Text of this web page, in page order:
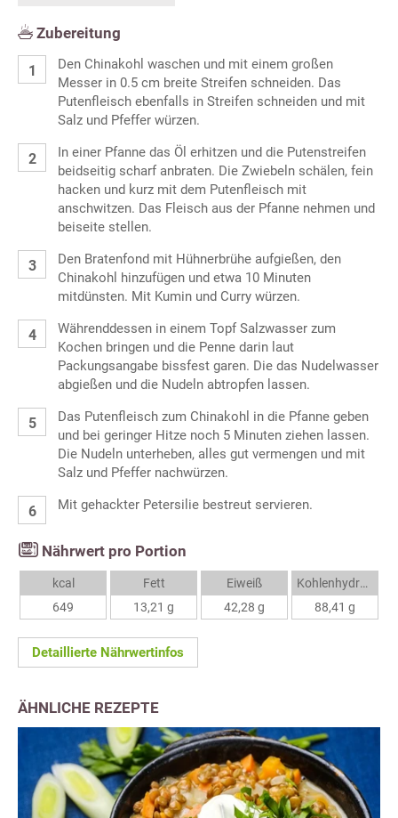
Zubereitung
Den Chinakohl waschen und mit einem großen
Messer in 0.5 cm breite Streifen schneiden. Das
Putenfleisch ebenfalls in Streifen schneiden und mit
Salz und Pfeffer würzen.
In einer Pfanne das Öl erhitzen und die Putenstreifen
beidseitig scharf anbraten. Die Zwiebeln schälen, fein
hacken und kurz mit dem Putenfleisch mit
anschwitzen. Das Fleisch aus der Pfanne nehmen und
beiseite stellen.
Den Bratenfond mit Hühnerbrühe aufgießen, den
Chinakohl hinzufügen und etwa 10 Minuten
mitdünsten. Mit Kumin und Curry würzen.
Währenddessen in einem Topf Salzwasser zum
Kochen bringen und die Penne darin laut
Packungsangabe bissfest garen. Die das Nudelwasser
abgießen und die Nudeln abtropfen lassen.
Das Putenfleisch zum Chinakohl in die Pfanne geben
und bei geringer Hitze noch 5 Minuten ziehen lassen.
Die Nudeln unterheben, alles gut vermengen und mit
Salz und Pfeffer nachwürzen.
Mit gehackter Petersilie bestreut servieren.
Nährwert pro Portion
kcal
649
Fett
13,21 g
Eiweiß
42,28 g
Kohlenhydrate
88,41 g
Detaillierte Nährwertinfos
ÄHNLICHE REZEPTE